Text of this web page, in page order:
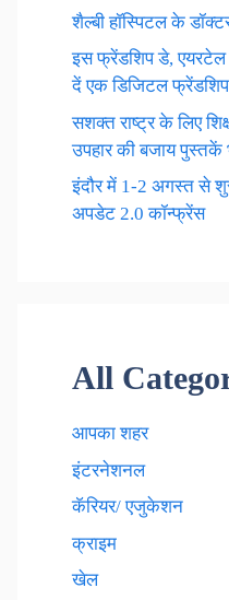
शैल्बी हॉस्पिटल के
इस फ्रेंडशिप डे, एयरटेल
दें एक डिजिटल
सशक्त राष्ट्र के लिए
उपहार की बजाय
इंदौर में 1-2 अगस्त से
अपडेट 2.0 कॉन्फ्रेंस
All
आपका शहर
इंटरनेशनल
कॅरियर/ एजुकेशन
क्राइम
खेल